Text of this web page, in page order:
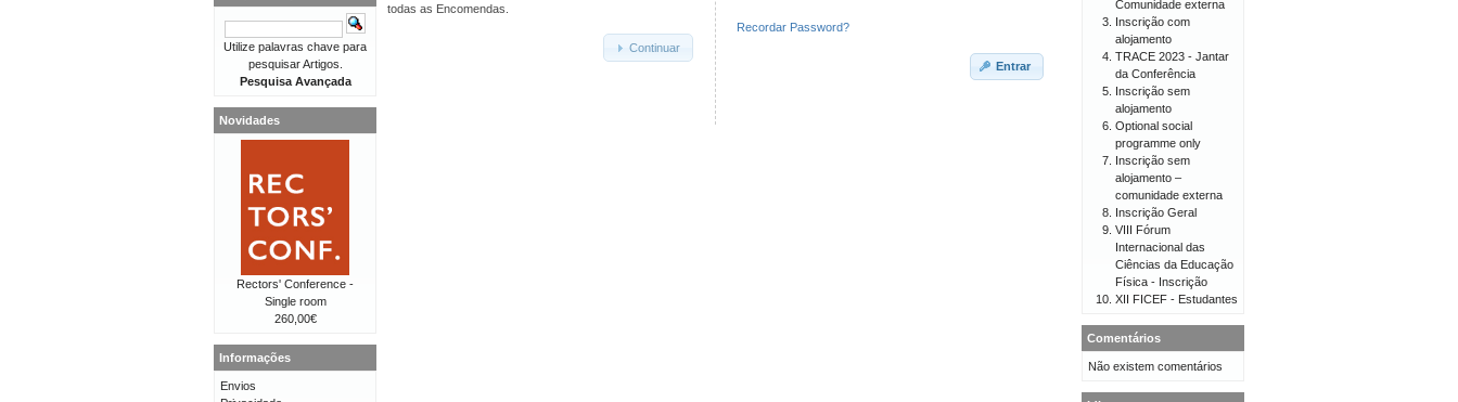
todas as Encomendas.
Continuar
Recordar Password?
Entrar
Utilize palavras chave para
pesquisar Artigos.
Pesquisa Avançada
Novidades
Rectors' Conference -
Single room
260,00€
Informações
Envios
Comunidade externa
Inscrição com
alojamento
TRACE 2023 - Jantar
da Conferência
Inscrição sem
alojamento
Optional social
programme only
Inscrição sem
alojamento –
comunidade externa
Inscrição Geral
VIII Fórum
Internacional das
Ciências da Educação
Física - Inscrição
XII FICEF - Estudantes
Comentários
Não existem comentários